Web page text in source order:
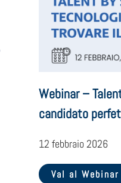
Webinar –
candidato
12 febbraio 2026
Val al Webinar